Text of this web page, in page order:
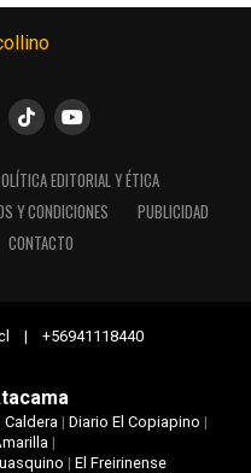
EDITORIAL Y ÉTICA
Y CONDICIONES
PUBLICIDAD
CONTACTO
| +56941118440
Caldera | Diario El Copiapino |
|
| El Freirinense